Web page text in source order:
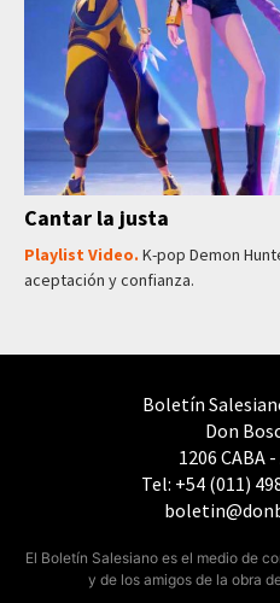
Cantar la justa
Playlist Video. K-pop Demon
aceptación y confianza.
Boletín
Don
1206 CABA
Tel: +54 (011)
El Boletín Salesiano es el medio de
y de los amigos de la obra